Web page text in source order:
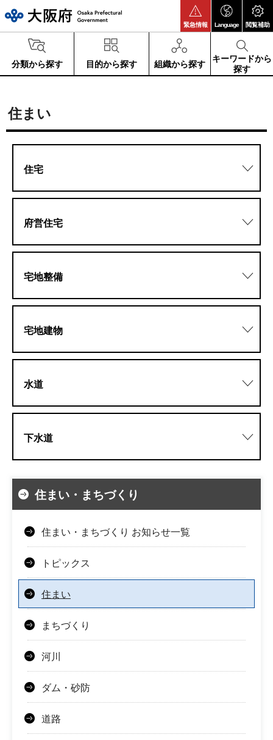
緊急情報 Language 閲覧補助
分類から探す 目的から探す 組織から探す
キーワードから
探す
住まい
住宅
府営住宅
宅地整備
宅地建物
水道
下水道
住まい・まちづくり
住まい・まちづくり お知らせ一覧
トピックス
住まい
まちづくり
河川
ダム・砂防
道路